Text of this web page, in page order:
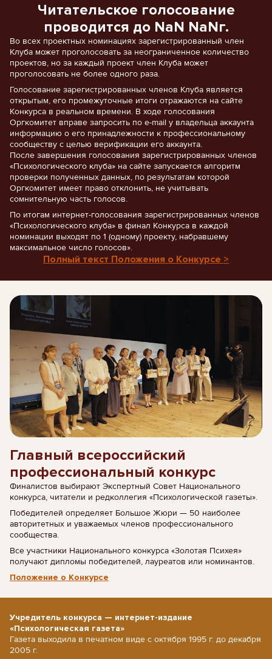
Читательское голосование
проводится до NaN NaNг.
Во всех проектных номинациях зарегистрированный член
Клуба может проголосовать за неограниченное количество
проектов, но за каждый проект член Клуба может
проголосовать не более одного раза.
Голосование зарегистрированных членов Клуба является
открытым, его промежуточные итоги отражаются на сайте
Конкурса в реальном времени. В ходе голосования
Оргкомитет вправе запросить по e-mail у владельца аккаунта
информацию о его принадлежности к профессиональному
сообществу с целью верификации его аккаунта.
После завершения голосования зарегистрированных членов
«Психологического клуба» на сайте запускается алгоритм
проверки полученных данных, по результатам которой
Оргкомитет имеет право отклонить, не учитывать
сомнительную часть голосов.
По итогам интернет-голосования зарегистрированных членов
«Психологического клуба» в финал Конкурса в каждой
номинации выходят по 1 (одному) проекту, набравшему
максимальное число голосов».
Полный текст Положения о Конкурсе >
Главный всероссийский
профессиональный конкурс
Финалистов выбирают Экспертный Совет Национального
конкурса, читатели и редколлегия «Психологической газеты».
Победителей определяет Большое Жюри — 50 наиболее
авторитетных и уважаемых членов профессионального
сообщества.
Все участники Национального конкурса «Золотая Психея»
получают дипломы победителей, лауреатов или номинантов.
Положение о Конкурсе
Учредитель конкурса — интернет-издание
«Психологическая газета»
Газета выходила в печатном виде с октября 1995 г. до декабря
2005 г.